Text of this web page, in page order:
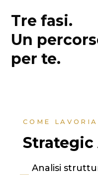
Tre fasi.
Un
per te.
COME
Strategic
Analisi